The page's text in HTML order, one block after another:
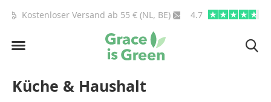
info@graceisgreen.com Bis 16 Uhr bestellen, in
4.7
Küche & Haushalt